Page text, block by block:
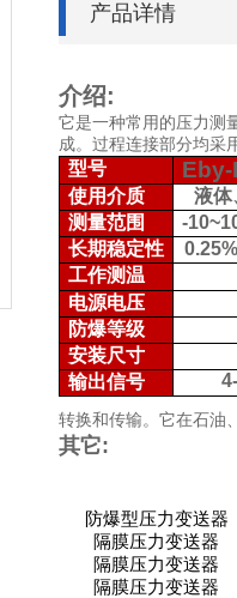
产品详情
介绍:
它是一种常用的压力测
成。过程连接部分均采
型号
使用介质
液体
测量范围
-
长期稳定性
工作测温
电源电压
防爆等级
安装尺寸
输出信号
转换和传输。它在石油
其它:
防爆型压力变送器
隔膜压力变送器
隔膜压力变送器
隔膜压力变送器